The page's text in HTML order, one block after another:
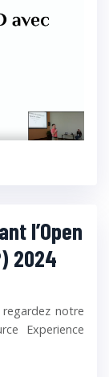
l’Open
2024
notre
Experience